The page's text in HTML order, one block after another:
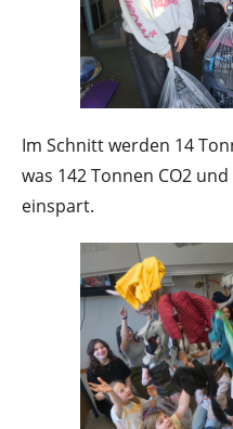
Im Schnitt werden 14
was 142 Tonnen CO2
einspart.